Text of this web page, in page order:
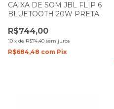
CAIXA DE SOM JBL FLIP 6
BLUETOOTH 20W PRETA
R$744,00
10 x de R$74,40 sem juros
R$684,48 com Pix